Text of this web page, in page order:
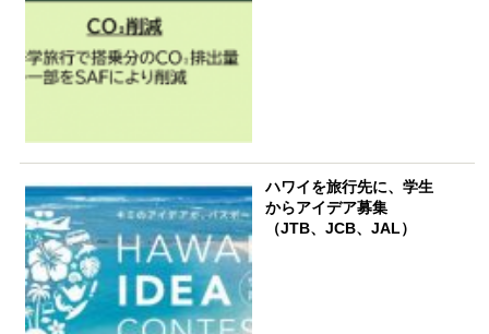
ハワイを旅行先に、学生
からアイデア募集
（JTB、JCB、JAL）